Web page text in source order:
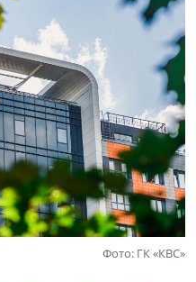
Фото: ГК «КВС»